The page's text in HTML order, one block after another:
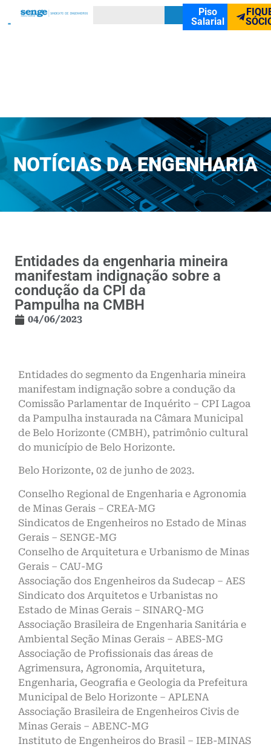
Piso
Salarial
NOTÍCIAS DA ENGENHARIA
Entidades da engenharia mineira
manifestam indignação sobre a
condução da CPI da
Pampulha na CMBH
04/06/2023
Entidades do segmento da Engenharia mineira
manifestam indignação sobre a condução da
Comissão Parlamentar de Inquérito – CPI Lagoa
da Pampulha instaurada na Câmara Municipal
de Belo Horizonte (CMBH), patrimônio cultural
do município de Belo Horizonte.
Belo Horizonte, 02 de junho de 2023.
Conselho Regional de Engenharia e Agronomia
de Minas Gerais – CREA-MG
Sindicatos de Engenheiros no Estado de Minas
Gerais – SENGE-MG
Conselho de Arquitetura e Urbanismo de Minas
Gerais – CAU-MG
Associação dos Engenheiros da Sudecap – AES
Sindicato dos Arquitetos e Urbanistas no
Estado de Minas Gerais – SINARQ-MG
Associação Brasileira de Engenharia Sanitária e
Ambiental Seção Minas Gerais – ABES-MG
Associação de Profissionais das áreas de
Agrimensura, Agronomia, Arquitetura,
Engenharia, Geografia e Geologia da Prefeitura
Municipal de Belo Horizonte – APLENA
Associação Brasileira de Engenheiros Civis de
Minas Gerais – ABENC-MG
Instituto de Engenheiros do Brasil – IEB-MINAS